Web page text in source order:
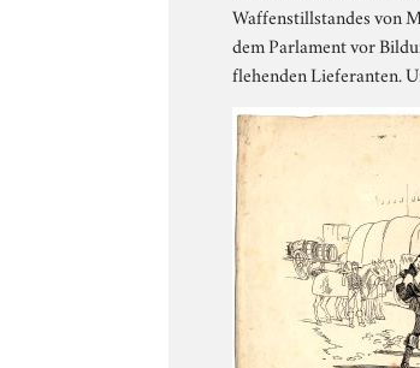
Waffenstillstandes von
dem Parlament vor
flehenden Lieferanten.